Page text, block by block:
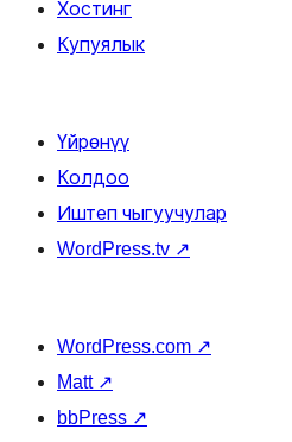
Хостинг
Купуялык
Үйрөнүү
Колдоо
Иштеп чыгуучулар
WordPress.tv ↗
WordPress.com ↗
Matt ↗
bbPress ↗